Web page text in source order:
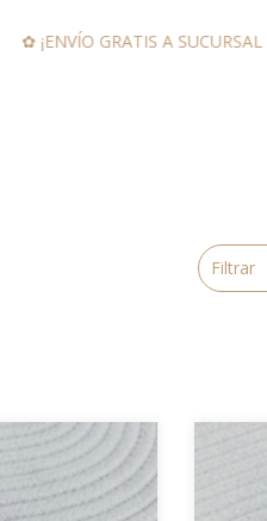
GRATIS A SUCURSAL EN
Filtrar